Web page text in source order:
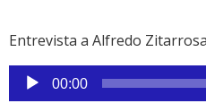
Entrevista a Alfredo
Reproductor
de
00:00